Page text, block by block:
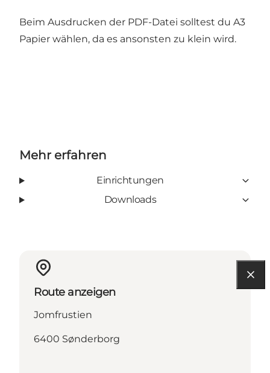
Beim Ausdrucken der PDF-Datei solltest du A3
Papier wählen, da es ansonsten zu klein wird.
Mehr erfahren
Einrichtungen
Downloads
Route anzeigen
Jomfrustien
6400 Sønderborg